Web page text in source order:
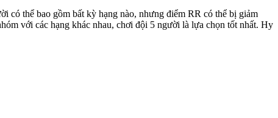
thể bao gồm bất kỳ hạng nào, nhưng điểm RR có thể bị giảm
với các hạng khác nhau, chơi đội 5 người là lựa chọn tốt nhất. Hy